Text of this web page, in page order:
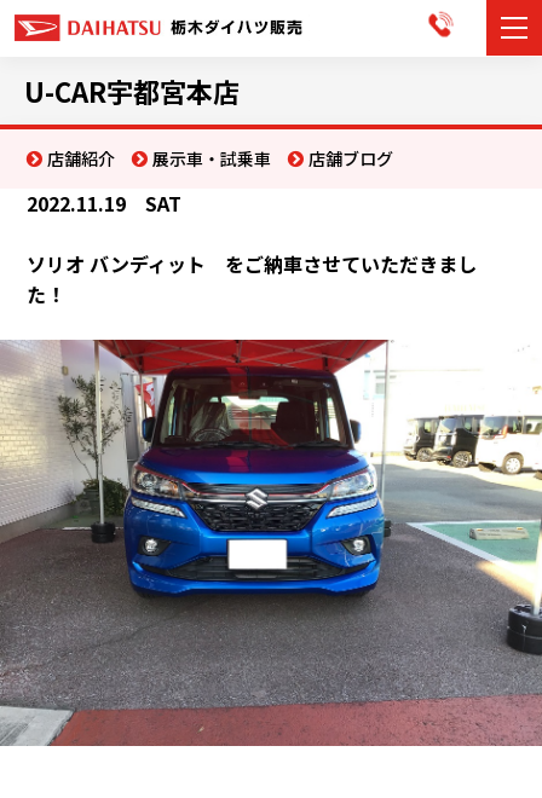
展示車・試乗車
お知らせ
ご購入者サポート
アフターサポート
会社情報
カタ
リコ
お問
U-CAR宇都宮本店
店舗紹介 展示車・試乗車 店舗ブログ
2022.11.19 SAT
ソリオ バンディット をご納車させていただきまし
た！